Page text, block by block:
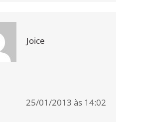
Joice
25/01/2013 às 14:02